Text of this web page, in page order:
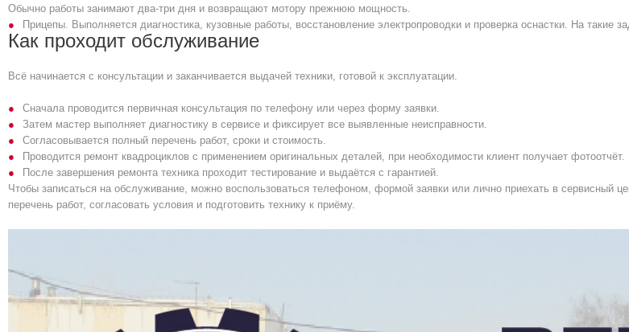
Обычно работы занимают два-три дня и возвращают мотору прежнюю мощность.
Прицепы. Выполняется диагностика, кузовные работы, восстановление электропроводки и проверка оснастки. На такие
Как проходит обслуживание
Всё начинается с консультации и заканчивается выдачей техники, готовой к эксплуатации.
Сначала проводится первичная консультация по телефону или через форму заявки.
Затем мастер выполняет диагностику в сервисе и фиксирует все выявленные неисправности.
Согласовывается полный перечень работ, сроки и стоимость.
Проводится ремонт квадроциклов с применением оригинальных деталей, при необходимости клиент получает фотоотчёт.
После завершения ремонта техника проходит тестирование и выдаётся с гарантией.
Чтобы записаться на обслуживание, можно воспользоваться телефоном, формой заявки или лично приехать в сервисный
перечень работ, согласовать условия и подготовить технику к приёму.